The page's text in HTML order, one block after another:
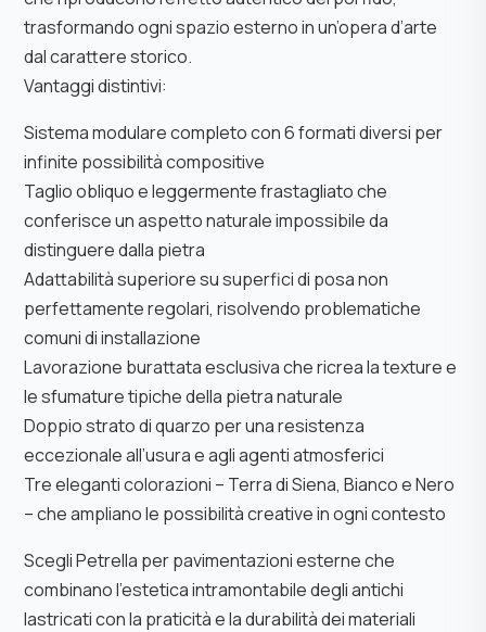
trasformando ogni spazio esterno in un’opera d’arte
dal carattere storico.
Vantaggi distintivi:
Sistema modulare completo con 6 formati diversi per
infinite possibilità compositive
Taglio obliquo e leggermente frastagliato che
conferisce un aspetto naturale impossibile da
distinguere dalla pietra
Adattabilità superiore su superfici di posa non
perfettamente regolari, risolvendo problematiche
comuni di installazione
Lavorazione burattata esclusiva che ricrea la texture e
le sfumature tipiche della pietra naturale
Doppio strato di quarzo per una resistenza
eccezionale all’usura e agli agenti atmosferici
Tre eleganti colorazioni – Terra di Siena, Bianco e Nero
– che ampliano le possibilità creative in ogni contesto
Scegli Petrella per pavimentazioni esterne che
combinano l’estetica intramontabile degli antichi
lastricati con la praticità e la durabilità dei materiali